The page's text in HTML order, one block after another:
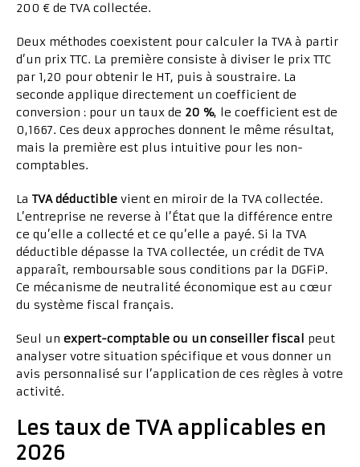
200 € de TVA collectée.
Deux méthodes coexistent pour calculer la TVA à partir
d’un prix TTC. La première consiste à diviser le prix TTC
par 1,20 pour obtenir le HT, puis à soustraire. La
seconde applique directement un coefficient de
conversion : pour un taux de 20 %, le coefficient est de
0,1667. Ces deux approches donnent le même résultat,
mais la première est plus intuitive pour les non-
comptables.
La TVA déductible vient en miroir de la TVA collectée.
L’entreprise ne reverse à l’État que la différence entre
ce qu’elle a collecté et ce qu’elle a payé. Si la TVA
déductible dépasse la TVA collectée, un crédit de TVA
apparaît, remboursable sous conditions par la DGFiP.
Ce mécanisme de neutralité économique est au cœur
du système fiscal français.
Seul un expert-comptable ou un conseiller fiscal
peut
analyser votre situation spécifique et vous donner un
avis personnalisé sur l’application de ces règles à votre
activité.
Les taux de TVA applicables en
2026